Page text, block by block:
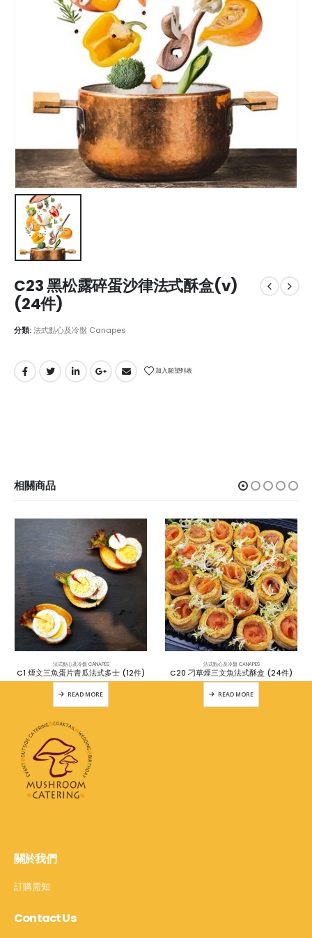
C23 黑松露碎蛋沙律法式酥盒(v)
(24件)
分類:法式點心及冷盤 Canapes
加入願望列表
相關商品
法式點心及冷盤 CANAPES
C1 煙文三魚蛋片青瓜法式多士 (12件)
READ MORE
法式點心及冷盤 CANAPES
C20 刁草煙三文魚法式酥盒 (24件)
READ MORE
關於我們
訂購需知
Contact Us